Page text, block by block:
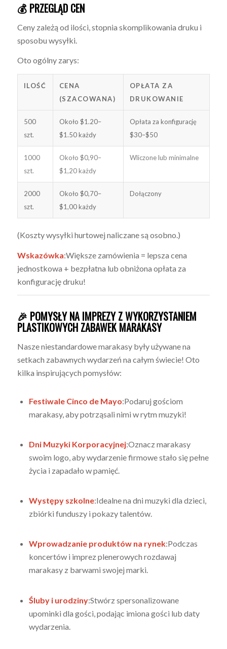
💰 PRZEGLĄD CEN
Ceny zależą od ilości, stopnia skomplikowania druku i
sposobu wysyłki.
Oto ogólny zarys:
ILOŚĆ
CENA
(SZACOWANA)
OPŁATA ZA
DRUKOWANIE
500
szt.
Około $1.20–
$1.50 każdy
Opłata za konfigurację
$30–$50
1000
szt.
Około $0,90–
$1,20 każdy
Wliczone lub minimalne
2000
szt.
Około $0,70–
$1,00 każdy
Dołączony
(Koszty wysyłki hurtowej naliczane są osobno.)
Wskazówka:Większe zamówienia = lepsza cena
jednostkowa + bezpłatna lub obniżona opłata za
konfigurację druku!
🎉 POMYSŁY NA IMPREZY Z WYKORZYSTANIEM
PLASTIKOWYCH ZABAWEK MARAKASY
Nasze niestandardowe marakasy były używane na
setkach zabawnych wydarzeń na całym świecie! Oto
kilka inspirujących pomysłów:
Festiwale Cinco de Mayo:Podaruj gościom
marakasy, aby potrząsali nimi w rytm muzyki!
Dni Muzyki Korporacyjnej:Oznacz marakasy
swoim logo, aby wydarzenie firmowe stało się pełne
życia i zapadało w pamięć.
Występy szkolne:Idealne na dni muzyki dla dzieci,
zbiórki funduszy i pokazy talentów.
Wprowadzanie produktów na rynek:Podczas
koncertów i imprez plenerowych rozdawaj
marakasy z barwami swojej marki.
Śluby i urodziny:Stwórz spersonalizowane
upominki dla gości, podając imiona gości lub daty
wydarzenia.